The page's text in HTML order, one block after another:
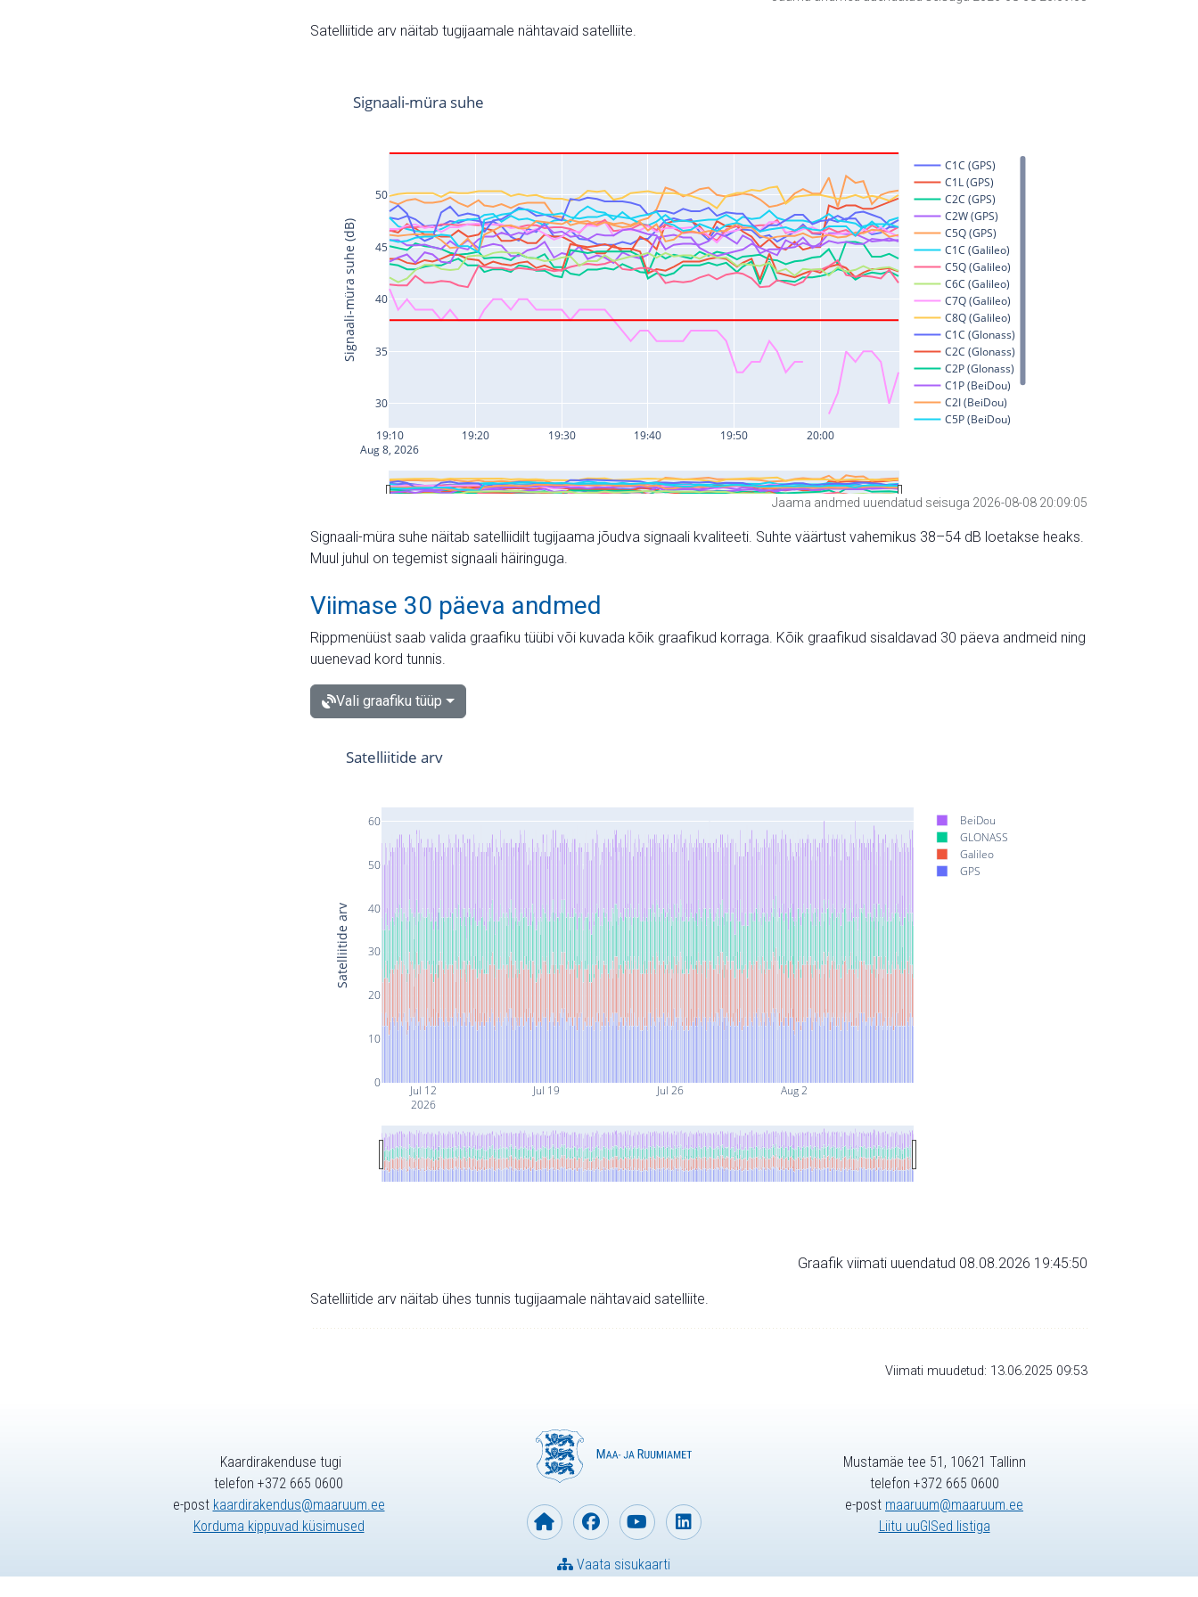
Satelliitide arv näitab tugijaamale nähtavaid satelliite.
Jaama andmed uuendatud seisuga 2026-08-08 20:09:05
Signaali-müra suhe näitab satelliidilt tugijaama jõudva signaali kvaliteeti. Suhte väärtust vahemikus 38–54 dB loetakse heaks.
Muul juhul on tegemist signaali häiringuga.
Viimase 30 päeva andmed
Rippmenüüst saab valida graafiku tüübi või kuvada kõik graafikud korraga. Kõik graafikud sisaldavad 30 päeva andmeid ning
uuenevad kord tunnis.
Vali graafiku tüüp
Jul 12
2026
Jul 19 Jul 26 Aug 2
0
10
20
30
40
50
60
BeiDou
GLONASS
Galileo
GPS
Satelliitide arv
Satelliitide arv
Graafik viimati uuendatud 08.08.2026 19:45:50
Satelliitide arv näitab ühes tunnis tugijaamale nähtavaid satelliite.
Viimati muudetud: 13.06.2025 09:53
Kaardirakenduse tugi
telefon +372 665 0600
e-post kaardirakendus@maaruum.ee
Korduma kippuvad küsimused
Vaata sisukaarti
Mustamäe tee 51, 10621 Tallinn
telefon +372 665 0600
e-post maaruum@maaruum.ee
Liitu uuGISed listiga